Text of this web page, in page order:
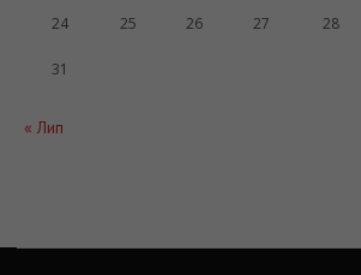
« Лип
24 25 26 27 28
31